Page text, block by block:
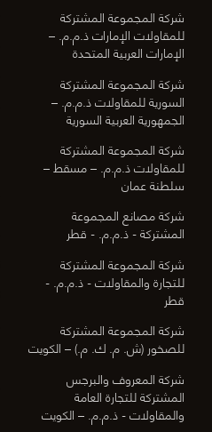
شركة المجموعة المشتركة
للمقاولات الإمارات ذ.م.م. –
الإمارات العربية المتحدة
شركة المجموعة المشتركة
السورية للمقاولات ذ.م.م. –
الجمهورية العربية السورية
شركة المجموعة المشتركة
للمقاولات ذ.م.م. – مسقط –
سلطنة عمان
شركة مصانع المجموعة
المشتركة - ذ.م.م. - قطر
شركة المجموعة المشتركة
للتجارة والمقاولات - ذ.م.م. -
قطر
شركة المجموعة المشتركة
للصخور (ش. م. ك. م.) – الكويت
شركة المعروف والبرجس
المشتركة للتجارة العامة
والمقاولات - ذ.م.م. – الكويت